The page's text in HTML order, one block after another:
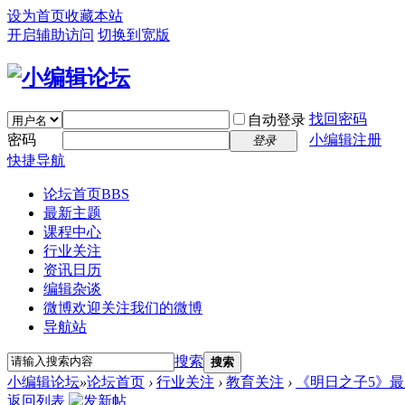
设为首页收藏本站
开启辅助访问 切换到宽版
自动登录 找回密码
密码
登录
小编辑注册
快捷导航
论坛首页BBS
最新主题
课程中心
行业关注
资讯日历
编辑杂谈
微博欢迎关注我们的微博
导航站
搜索 搜索
小编辑论坛»论坛首页 › 行业关注 › 教育关注 ›
《明日之子5》
返回列表